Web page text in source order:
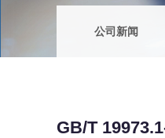
建筑材料
农副产品
专项服务
公司新闻
GB/T